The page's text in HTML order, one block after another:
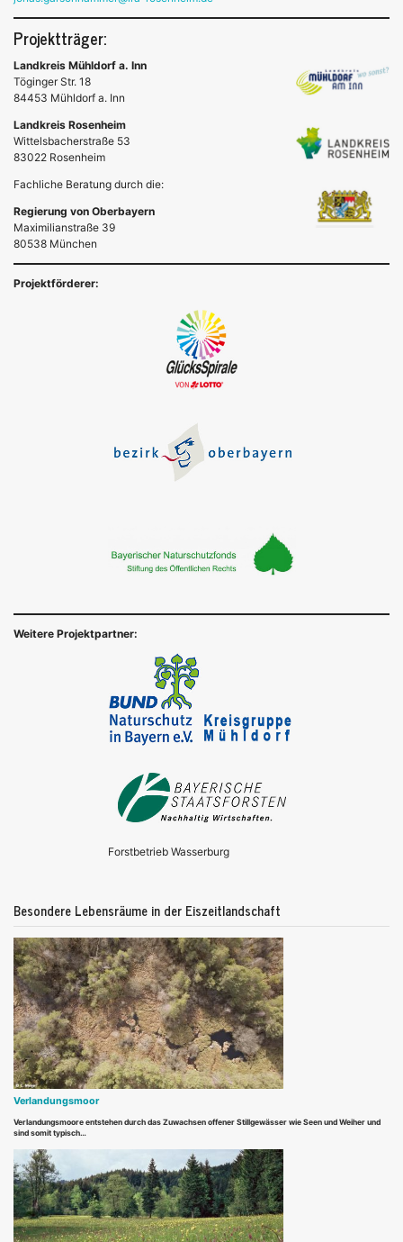
Projektträger:
Landkreis Mühldorf a. Inn
Töginger Str. 18
84453 Mühldorf a. Inn
Landkreis Rosenheim
Wittelsbacherstraße 53
83022 Rosenheim
Fachliche Beratung durch die:
Regierung von Oberbayern
Maximilianstraße 39
80538 München
Projektförderer:
Weitere Projektpartner:
Forstbetrieb Wasserburg
Besondere Lebensräume in der Eiszeitlandschaft
Verlandungsmoor
Verlandungsmoore entstehen durch das Zuwachsen offener Stillgewässer wie Seen und Weiher und
sind somit typisch…